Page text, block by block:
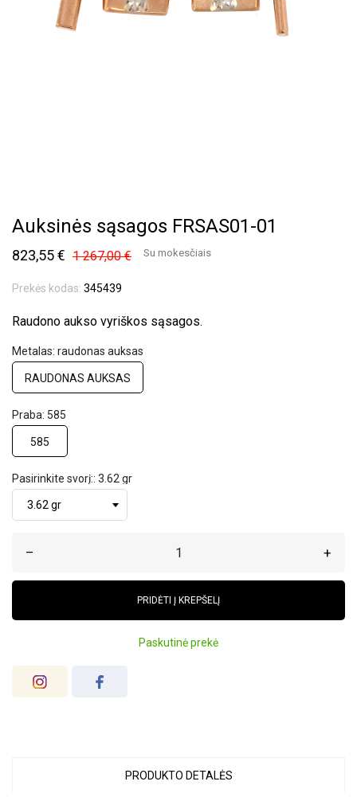
Auksinės sąsagos FRSAS01-01
823,55 € 1 267,00 € Su mokesčiais
Prekės kodas: 345439
Raudono aukso vyriškos sąsagos.
Metalas: raudonas auksas
RAUDONAS AUKSAS
Praba: 585
585
Pasirinkite svorį:: 3.62 gr
– +
PRIDĖTI Į KREPŠELĮ
Paskutinė prekė
PRODUKTO DETALĖS